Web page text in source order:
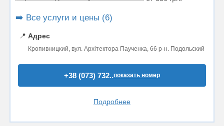
➡️ Все услуги и цены (6)
📍 Адрес
Кропивницкий, вул. Архітектора Паученка, 66 р-н. Подольский
+38 (073) 732..показать номер
Подробнее